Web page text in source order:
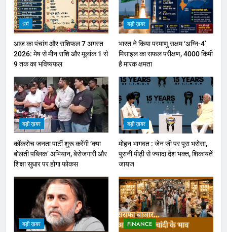
धर्म
आज का पंचांग और राशिफल 7 अगस्त
2026: मेष से मीन राशि और मूलांक 1 से
9 तक का भविष्यफल
बड़ी ख़बर
भारत ने किया परमाणु सक्षम ‘अग्नि-4’
मिसाइल का सफल परीक्षण, 4000 किमी
है मारक क्षमता
बड़ी ख़बर
कॉकरोच जनता पार्टी शुरू करेंगी ‘क्या
बोलती पब्लिक’ अभियान, बेरोजगारी और
शिक्षा सुधार पर होगा फोकस
बड़ी ख़बर
मोहन भागवत : जेन जी पर पूरा भरोसा,
पुरानी पीढ़ी से ज्यादा देश भक्त, शिकायतें
जायज
बड़ी ख़बर FINANCE